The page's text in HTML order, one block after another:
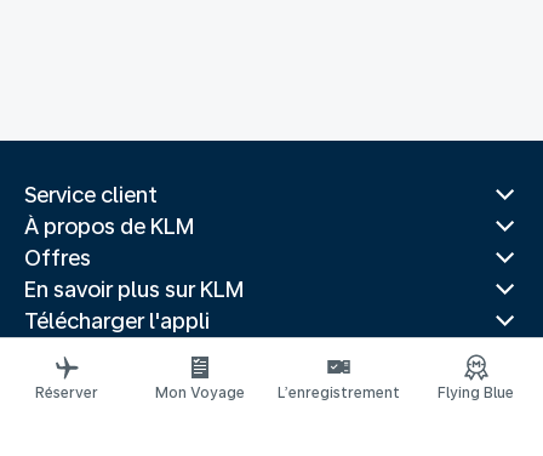
Service client
À propos de KLM
Offres
En savoir plus sur KLM
Télécharger l'appli
Sites Web associés
Guides de voyage
Réserver Mon Voyage L’enregistrement Flying Blue